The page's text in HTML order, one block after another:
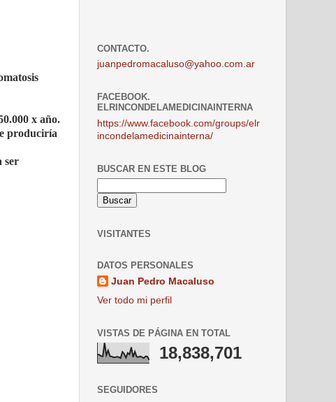
x año.
produciría
ser
CONTACTO.
juanpedromacaluso@yahoo.com.ar
FACEBOOK.
ELRINCONDELAMEDICINAINTERNA
https://www.facebook.com/groups/elr
incondelamedicinainterna/
BUSCAR EN ESTE BLOG
VISITANTES
DATOS PERSONALES
Juan Pedro Macaluso
Ver todo mi perfil
VISTAS DE PÁGINA EN TOTAL
18,838,701
SEGUIDORES